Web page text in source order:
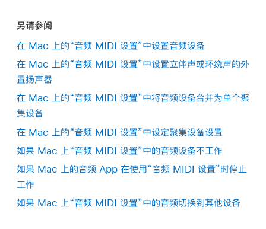
另请参阅
在 Mac 上的“音频 MIDI 设置”中设置音频设备
在 Mac 上的“音频 MIDI 设置”中设置立体声或环绕声的外
置扬声器
在 Mac 上的“音频 MIDI 设置”中将音频设备合并为单个聚
集设备
在 Mac 上的“音频 MIDI 设置”中设定聚集设备设置
如果 Mac 上“音频 MIDI 设置”中的音频设备不工作
如果 Mac 上的音频 App 在使用“音频 MIDI 设置”时停止
工作
如果 Mac 上“音频 MIDI 设置”中的音频切换到其他设备